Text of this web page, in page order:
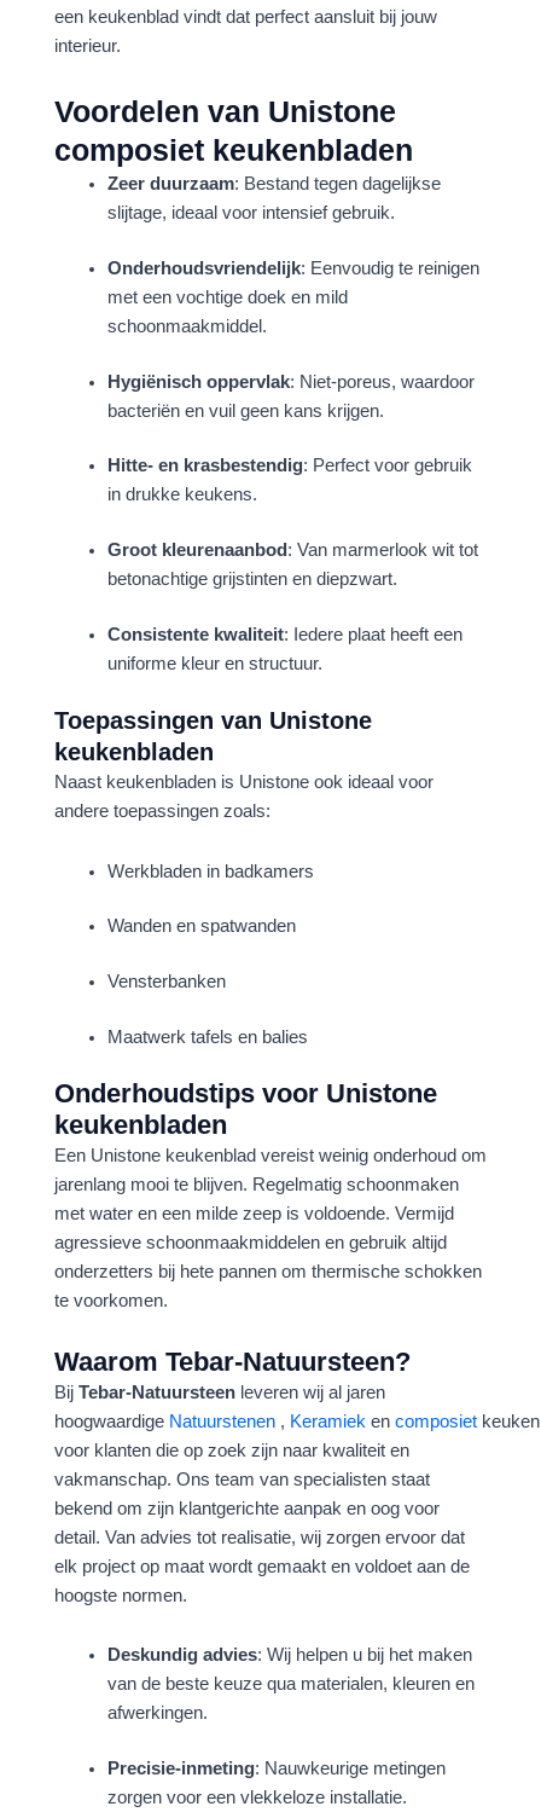
een keukenblad vindt dat perfect aansluit bij jouw
interieur.
Voordelen van Unistone
composiet keukenbladen
Zeer duurzaam: Bestand tegen dagelijkse
slijtage, ideaal voor intensief gebruik.
Onderhoudsvriendelijk: Eenvoudig te reinigen
met een vochtige doek en mild
schoonmaakmiddel.
Hygiënisch oppervlak: Niet-poreus, waardoor
bacteriën en vuil geen kans krijgen.
Hitte- en krasbestendig: Perfect voor gebruik
in drukke keukens.
Groot kleurenaanbod: Van marmerlook wit tot
betonachtige grijstinten en diepzwart.
Consistente kwaliteit: Iedere plaat heeft een
uniforme kleur en structuur.
Toepassingen van Unistone
keukenbladen
Naast keukenbladen is Unistone ook ideaal voor
andere toepassingen zoals:
Werkbladen in badkamers
Wanden en spatwanden
Vensterbanken
Maatwerk tafels en balies
Onderhoudstips voor Unistone
keukenbladen
Een Unistone keukenblad vereist weinig onderhoud om
jarenlang mooi te blijven. Regelmatig schoonmaken
met water en een milde zeep is voldoende. Vermijd
agressieve schoonmaakmiddelen en gebruik altijd
onderzetters bij hete pannen om thermische schokken
te voorkomen.
Waarom Tebar-Natuursteen?
Bij Tebar-Natuursteen leveren wij al jaren
hoogwaardige Natuurstenen , Keramiek en composiet
voor klanten die op zoek zijn naar kwaliteit en
vakmanschap. Ons team van specialisten staat
bekend om zijn klantgerichte aanpak en oog voor
detail. Van advies tot realisatie, wij zorgen ervoor dat
elk project op maat wordt gemaakt en voldoet aan de
hoogste normen.
Deskundig advies: Wij helpen u bij het maken
van de beste keuze qua materialen, kleuren en
afwerkingen.
Precisie-inmeting: Nauwkeurige metingen
zorgen voor een vlekkeloze installatie.